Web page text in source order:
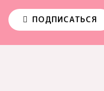
ПОДПИСАТЬСЯ